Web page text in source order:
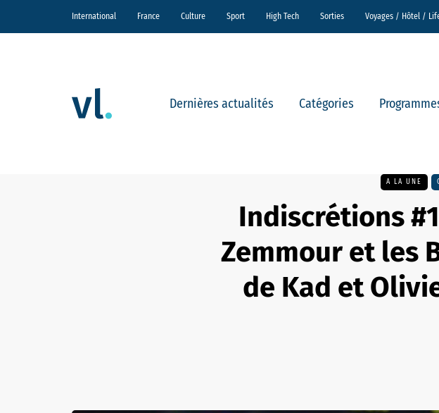
International France Culture Sport High Tech Sorties Voyages / Hôtel /
Dernières actualités Catégories
A LA UNE
Indiscrétions
Zemmour et les
de Kad et